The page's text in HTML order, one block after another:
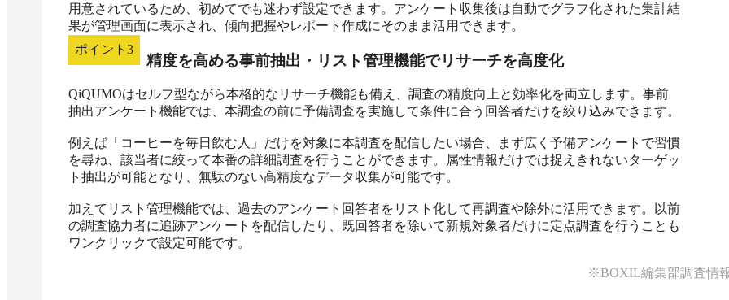
用意されているため、初めてでも迷わず設定できます。アンケート収集後は自動でグラフ化された集計結
果が管理画面に表示され、傾向把握やレポート作成にそのまま活用できます。
ポイント 3
精度を高める事前抽出・リスト管理機能でリサーチを高度化
QiQUMOはセルフ型ながら本格的なリサーチ機能も備え、調査の精度向上と効率化を両立します。事前
抽出アンケート機能では、本調査の前に予備調査を実施して条件に合う回答者だけを絞り込みできます。
例えば「コーヒーを毎日飲む人」だけを対象に本調査を配信したい場合、まず広く予備アンケートで習慣
を尋ね、該当者に絞って本番の詳細調査を行うことができます。属性情報だけでは捉えきれないターゲッ
ト抽出が可能となり、無駄のない高精度なデータ収集が可能です。
加えてリスト管理機能では、過去のアンケート回答者をリスト化して再調査や除外に活用できます。以前
の調査協力者に追跡アンケートを配信したり、既回答者を除いて新規対象者だけに定点調査を行うことも
ワンクリックで設定可能です。
※BOXIL編集部調査情